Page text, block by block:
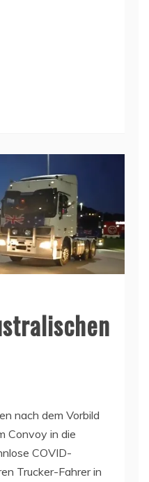
nach dem Vorbild
Convoy in die
COVID-
Trucker-Fahrer in